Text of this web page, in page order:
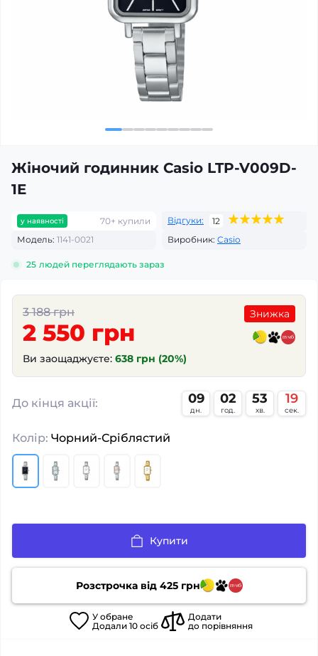
Жіночий годинник Casio LTP-V009D-
1E
у наявності 70+ купили Відгуки:
12
Модель: 1141-0021 Виробник: Casio
25 людей переглядають зараз
3 188 грн
2 550 грн
Ви заощаджуєте: 638 грн (20%)
Знижка
До кінця акції: 09
дн.
02
год.
53
хв.
18
сек.
Колір: Чорний-Сріблястий
Купити
Розстрочка від 425грн
У обране
Додали 10 осіб
Додати
до порівняння